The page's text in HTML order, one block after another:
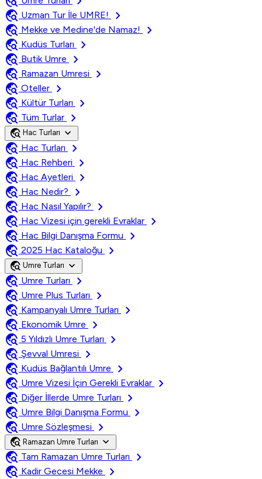
travel_explore Uzman Tur İle UMRE!
chevron_right
travel_explore Mekke ve Medine'de Namaz!
chevron_right
travel_explore Kudüs Turları
chevron_right
travel_explore Butik Umre
chevron_right
travel_explore Ramazan Umresi
chevron_right
travel_explore Oteller
chevron_right
travel_explore Kültür Turları
chevron_right
travel_explore Tüm Turlar chevron_right
travel_explore Hac Turları expand_more
travel_explore Hac Turları
chevron_right
travel_explore Hac Rehberi
chevron_right
travel_explore Hac Ayetleri
chevron_right
travel_explore Hac Nedir?
chevron_right
travel_explore Hac Nasıl Yapılır?
chevron_right
travel_explore Hac Vizesi için gerekli Evraklar
chevron_right
travel_explore Hac Bilgi Danışma Formu
chevron_right
travel_explore 2025 Hac Kataloğu chevron_right
travel_explore Umre Turları expand_more
travel_explore Umre Turları
chevron_right
travel_explore Umre Plus Turları
chevron_right
travel_explore Kampanyalı Umre Turları
chevron_right
travel_explore Ekonomik Umre
chevron_right
travel_explore 5 Yıldızlı Umre Turları
chevron_right
travel_explore Şevval Umresi
chevron_right
travel_explore Kudüs Bağlantılı Umre
chevron_right
travel_explore Umre Vizesi İçin Gerekli Evraklar
chevron_right
travel_explore Diğer İllerde Umre Turları
chevron_right
travel_explore Umre Bilgi Danışma Formu
chevron_right
travel_explore Umre Sözleşmesi chevron_right
travel_explore Ramazan Umre Turları expand_more
travel_explore Tam Ramazan Umre Turları
chevron_right
travel_explore Kadir Gecesi Mekke
chevron_right